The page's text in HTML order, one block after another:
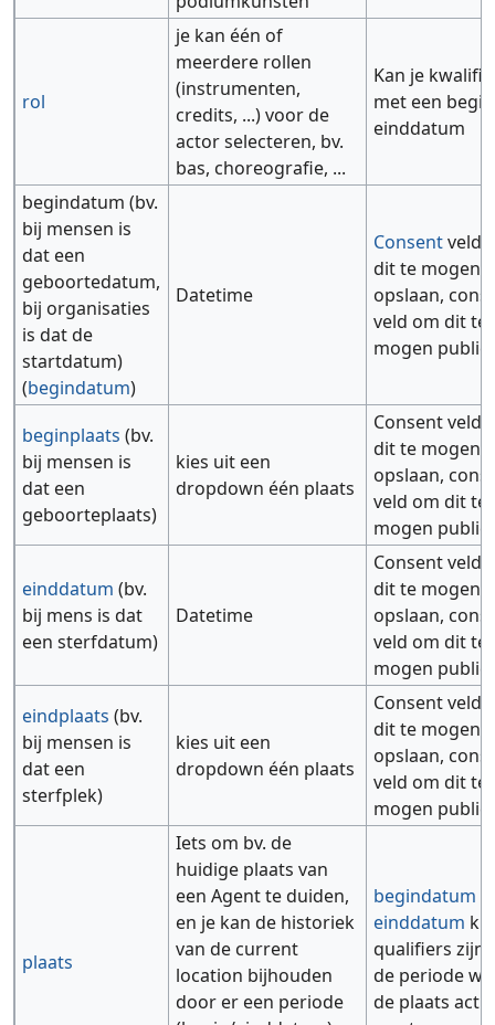
rol
je kan één of
meerdere rollen
(instrumenten,
credits, ...) voor de
actor selecteren, bv.
bas, choreografie, ...
Kan je
met een
einddatum
begindatum (bv.
bij mensen is
dat een
geboortedatum,
bij organisaties
is dat de
startdatum)
(begindatum)
Datetime
Consentveld
dit te mogen
opslaan,
veld om dit te
mogen
beginplaats (bv.
bij mensen is
dat een
geboorteplaats)
kies uit een
dropdown één plaats
Consent veld
dit te mogen
opslaan,
veld om dit te
mogen
einddatum (bv.
bij mens is dat
een sterfdatum)
Datetime
Consent veld
dit te mogen
opslaan,
veld om dit te
mogen
eindplaats (bv.
bij mensen is
dat een
sterfplek)
kies uit een
dropdown één plaats
Consent veld
dit te mogen
opslaan,
veld om dit te
mogen
plaats
Iets om bv. de
huidige plaats van
een Agent te duiden,
en je kan de historiek
van de current
location bijhouden
door er een periode
begindatum
einddatum
qualifiers zijn
de periode
de plaats